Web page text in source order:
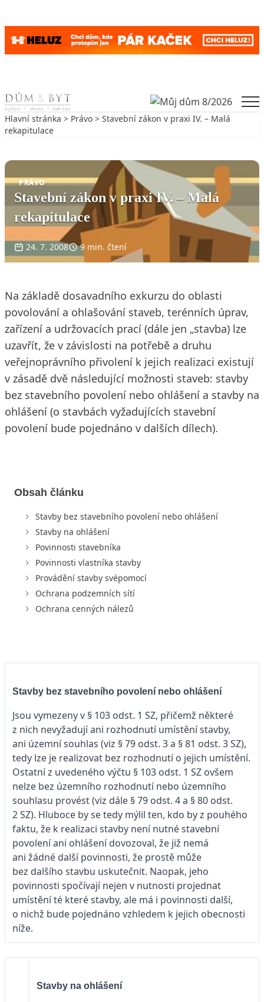
Skip to content
Hlavní stránka > Právo > Stavební zákon v praxi IV. – Malá
rekapitulace
PRÁVO
Stavební zákon v praxi IV. – Malá
rekapitulace
24. 7. 2008 9 min. čtení
Na základě dosavadního exkurzu do oblasti
povolování a ohlašování staveb, terénních úprav,
zařízení a udržovacích prací (dále jen „stavba) lze
uzavřít, že v závislosti na potřebě a druhu
veřejnoprávního přivolení k jejich realizaci existují
v zásadě dvě následující možnosti staveb: stavby
bez stavebního povolení nebo ohlášení a stavby na
ohlášení (o stavbách vyžadujících stavební
povolení bude pojednáno v dalších dílech).
Obsah článku
Stavby bez stavebního povolení nebo ohlášení
Stavby na ohlášení
Povinnosti stavebníka
Povinnosti vlastníka stavby
Provádění stavby svépomocí
Ochrana podzemních sítí
Ochrana cenných nálezů
Stavby bez stavebního povolení nebo ohlášení
Jsou vymezeny v § 103 odst. 1 SZ, přičemž některé
z nich nevyžadují ani rozhodnutí umístění stavby,
ani územní souhlas (viz § 79 odst. 3 a § 81 odst. 3 SZ),
tedy lze je realizovat bez rozhodnutí o jejich umístění.
Ostatní z uvedeného výčtu § 103 odst. 1 SZ ovšem
nelze bez územního rozhodnutí nebo územního
souhlasu provést (viz dále § 79 odst. 4 a § 80 odst.
2 SZ). Hluboce by se tedy mýlil ten, kdo by z pouhého
faktu, že k realizaci stavby není nutné stavební
povolení ani ohlášení dovozoval, že již nemá
ani žádné další povinnosti, že prostě může
bez dalšího stavbu uskutečnit. Naopak, jeho
povinnosti spočívají nejen v nutnosti projednat
umístění té které stavby, ale má i povinnosti další,
o nichž bude pojednáno vzhledem k jejich obecnosti
níže.
Stavby na ohlášení